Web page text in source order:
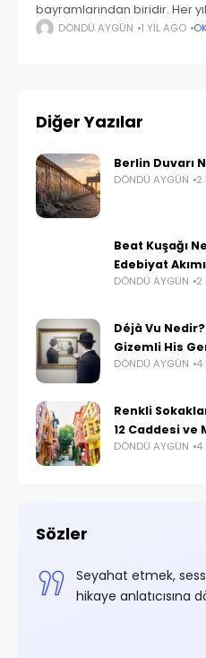
bayramlarından biridir. Her
ayının 10. gününde başlayan
DÖNDÜ AYGÜN 1 YIL AGO
Diğer Yazılar
Berlin Duvarı
DÖNDÜ AYGÜN 2
Beat Kuşağı
Edebiyat
DÖNDÜ AYGÜN 2
Déjà Vu
Gizemli His
DÖNDÜ AYGÜN 4
Renkli
12 Caddesi ve
DÖNDÜ AYGÜN 4
Sözler
Seyahat etmek,
hikaye anlatıcısına